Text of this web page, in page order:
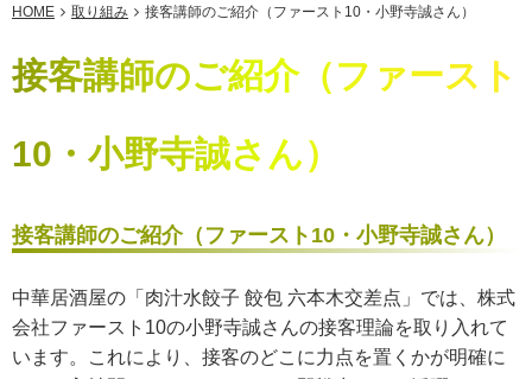
HOME 取り組み 接客講師のご紹介（ファースト10・小野寺誠さん）
接客講師のご紹介（ファースト
10・小野寺誠さん）
接客講師のご紹介（ファースト10・小野寺誠さん）
中華居酒屋の「肉汁水餃子 餃包 六本木交差点」では、株式
会社ファースト10の小野寺誠さんの接客理論を取り入れて
います。これにより、接客のどこに力点を置くかが明確に